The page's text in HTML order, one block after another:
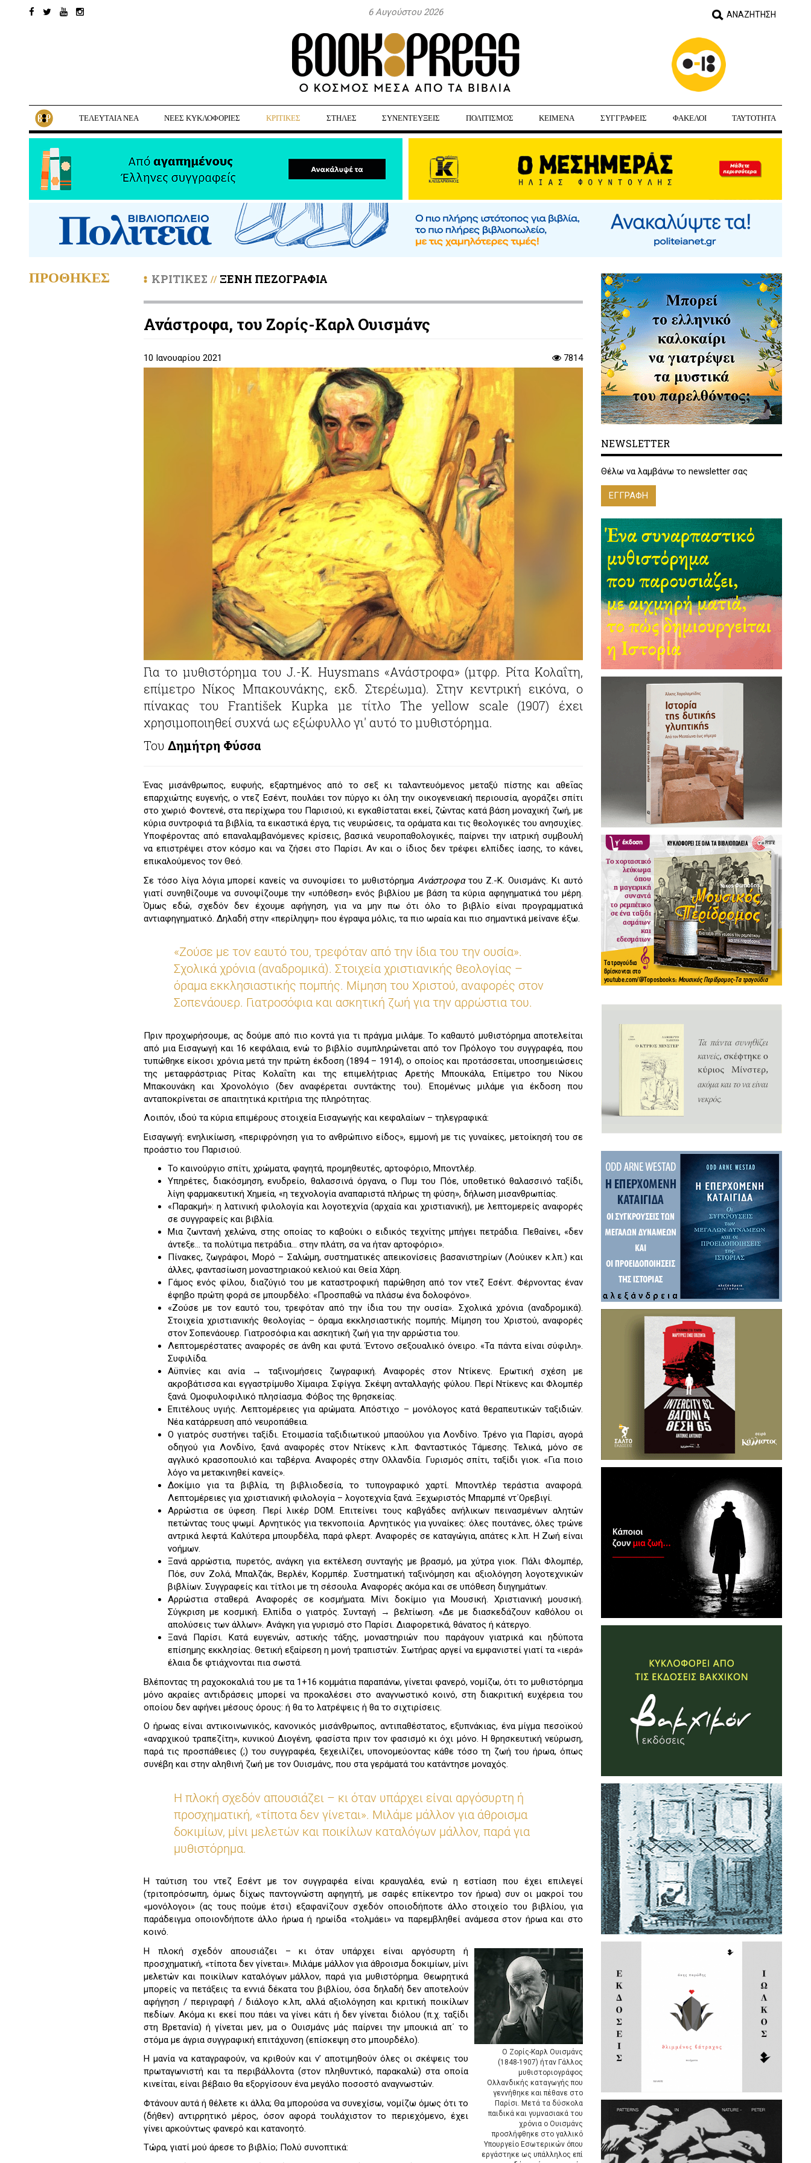
6 Αυγούστου 2026
ΤΕΛΕΥΤΑΙΑ ΝΕΑ ΝΕΕΣ ΚΥΚΛΟΦΟΡΙΕΣ ΚΡΙΤΙΚΕΣ ΣΤΗΛΕΣ ΣΥΝΕΝΤΕΥΞΕΙΣ ΠΟΛΙΤΙΣΜΟΣ ΚΕΙΜΕΝΑ ΣΥΓΓΡΑΦΕΙΣ ΦΑΚΕΛΟΙ ΤΑΥΤΟΤΗΤΑ
ΚΡΙΤΙΚΕΣ // ΞΕΝΗ ΠΕΖΟΓΡΑΦΙΑ
Ανάστροφα, του Ζορίς-Καρλ Ουισμάνς
10 Ιανουαρίου 2021 7814
Για το μυθιστόρημα του J.-K. Huysmans «Ανάστροφα» (μτφρ. Ρίτα Κολαΐτη,
επίμετρο Νίκος Μπακουνάκης, εκδ. Στερέωμα). Στην κεντρική εικόνα, ο
πίνακας του František Kupka με τίτλο The yellow scale (1907) έχει
χρησιμοποιηθεί συχνά ως εξώφυλλο γι' αυτό το μυθιστόρημα.
Του Δημήτρη Φύσσα
Ένας μισάνθρωπος, ευφυής, εξαρτημένος από το σεξ κι ταλαντευόμενος μεταξύ πίστης και αθεΐας
επαρχιώτης ευγενής, ο ντεζ Εσέντ, πουλάει τον πύργο κι όλη την οικογενειακή περιουσία, αγοράζει σπίτι
στο χωριό Φοντενέ, στα περίχωρα του Παρισιού, κι εγκαθίσταται εκεί, ζώντας κατά βάση μοναχική ζωή, με
κύρια συντροφιά τα βιβλία, τα εικαστικά έργα, τις νευρώσεις, τα οράματα και τις θεολογικές του ανησυχίες.
Υποφέροντας από επαναλαμβανόμενες κρίσεις, βασικά νευροπαθολογικές, παίρνει την ιατρική συμβουλή
να επιστρέψει στον κόσμο και να ζήσει στο Παρίσι. Αν και ο ίδιος δεν τρέφει ελπίδες ίασης, το κάνει,
επικαλούμενος τον Θεό.
Σε τόσο λίγα λόγια μπορεί κανείς να συνοψίσει το μυθιστόρημα Ανάστροφατου Ζ.-Κ. Ουισμάνς. Κι αυτό
γιατί συνηθίζουμε να συνοψίζουμε την «υπόθεση» ενός βιβλίου με βάση τα κύρια αφηγηματικά του μέρη.
Όμως εδώ, σχεδόν δεν έχουμε αφήγηση, για να μην πω ότι όλο το βιβλίο είναι προγραμματικά
αντιαφηγηματικό. Δηλαδή στην «περίληψη» που έγραψα μόλις, τα πιο ωραία και πιο σημαντικά μείνανε έξω.
«Ζούσε με τον εαυτό του, τρεφόταν από την ίδια του την ουσία».
Σχολικά χρόνια (αναδρομικά). Στοιχεία χριστιανικής θεολογίας –
όραμα εκκλησιαστικής πομπής. Μίμηση του Χριστού, αναφορές στον
Σοπενάουερ. Γιατροσόφια και ασκητική ζωή για την αρρώστια του.
Πριν προχωρήσουμε, ας δούμε από πιο κοντά για τι πράγμα μιλάμε. Το καθαυτό μυθιστόρημα αποτελείται
από μια Εισαγωγή και 16 κεφάλαια, ενώ το βιβλίο συμπληρώνεται από τον Πρόλογο του συγγραφέα, που
τυπώθηκε είκοσι χρόνια μετά την πρώτη έκδοση (1894 – 1914), ο οποίος και προτάσσεται, υποσημειώσεις
της μεταφράστριας Ρίτας Κολαΐτη και της επιμελήτριας Αρετής Μπουκάλα, Επίμετρο του Νίκου
Μπακουνάκη και Χρονολόγιο (δεν αναφέρεται συντάκτης του). Επομένως μιλάμε για έκδοση που
ανταποκρίνεται σε απαιτητικά κριτήρια της πληρότητας.
Λοιπόν, ιδού τα κύρια επιμέρους στοιχεία Εισαγωγής και κεφαλαίων – τηλεγραφικά:
Εισαγωγή: ενηλικίωση, «περιφρόνηση για το ανθρώπινο είδος», εμμονή με τις γυναίκες, μετοίκησή του σε
προάστιο του Παρισιού.
Το καινούργιο σπίτι, χρώματα, φαγητά, προμηθευτές, αρτοφόριο, Μποντλέρ.
Υπηρέτες, διακόσμηση, ενυδρείο, θαλασσινά όργανα, ο Πυμ του Πόε, υποθετικό θαλασσινό ταξίδι,
λίγη φαρμακευτική Χημεία, «η τεχνολογία αναπαριστά πλήρως τη φύση», δήλωση μισανθρωπίας.
«Παρακμή»: η λατινική φιλολογία και λογοτεχνία (αρχαία και χριστιανική), με λεπτομερείς αναφορές
σε συγγραφείς και βιβλία.
Μια ζωντανή χελώνα, στης οποίας το καβούκι ο ειδικός τεχνίτης μπήγει πετράδια. Πεθαίνει, «δεν
άντεξε… τα πολύτιμα πετράδια… στην πλάτη, σα να ήταν αρτοφόριο».
Πίνακες, ζωγράφοι, Μορό – Σαλώμη, συστηματικές απεικονίσεις βασανιστηρίων (Λούικεν κ.λπ.) και
άλλες, φαντασίωση μοναστηριακού κελιού και Θεία Χάρη.
Γάμος ενός φίλου, διαζύγιό του με καταστροφική παρώθηση από τον ντεζ Εσέντ. Φέρνοντας έναν
έφηβο πρώτη φορά σε μπουρδέλο: «Προσπαθώ να πλάσω ένα δολοφόνο».
«Ζούσε με τον εαυτό του, τρεφόταν από την ίδια του την ουσία». Σχολικά χρόνια (αναδρομικά).
Στοιχεία χριστιανικής θεολογίας – όραμα εκκλησιαστικής πομπής. Μίμηση του Χριστού, αναφορές
στον Σοπενάουερ. Γιατροσόφια και ασκητική ζωή για την αρρώστια του.
Λεπτομερέστατες αναφορές σε άνθη και φυτά. Έντονο σεξουαλικό όνειρο. «Τα πάντα είναι σύφιλη».
Συφιλίδα.
Αϋπνίες και ανία → ταξινομήσεις ζωγραφική. Αναφορές στον Ντίκενς. Ερωτική σχέση με
ακροβάτισσα και εγγαστρίμυθο Χίμαιρα. Σφίγγα. Σκέψη ανταλλαγής φύλου. Περί Ντίκενς και Φλομπέρ
ξανά. Ομοφυλοφιλικό πλησίασμα. Φόβος της θρησκείας.
Επιτέλους υγιής. Λεπτομέρειες για αρώματα. Απόστιχο – μονόλογος κατά θεραπευτικών ταξιδιών.
Νέα κατάρρευση από νευροπάθεια.
Ο γιατρός συστήνει ταξίδι. Ετοιμασία ταξιδιωτικού μπαούλου για Λονδίνο. Τρένο για Παρίσι, αγορά
οδηγού για Λονδίνο, ξανά αναφορές στον Ντίκενς κ.λπ. Φανταστικός Τάμεσης. Τελικά, μόνο σε
αγγλικό κρασοπουλιό και ταβέρνα. Αναφορές στην Ολλανδία. Γυρισμός σπίτι, ταξίδι γιοκ. «Για ποιο
λόγο να μετακινηθεί κανείς».
Δοκίμιο για τα βιβλία, τη βιβλιοδεσία, το τυπογραφικό χαρτί. Μποντλέρ τεράστια αναφορά.
Λεπτομέρειες για χριστιανική φιλολογία – λογοτεχνία ξανά. Ξεχωριστός Μπαρμπέ ντ΄Ορεβιγί.
Αρρώστια σε ύφεση. Περί λικέρ DOM. Επιτείνει τους καβγάδες ανήλικων πεινασμένων αλητών
πετώντας τους ψωμί. Αρνητικός για τεκνοποιία. Αρνητικός για γυναίκες: όλες πουτάνες, όλες τρώνε
αντρικά λεφτά. Καλύτερα μπουρδέλα, παρά φλερτ. Αναφορές σε καταγώγια, απάτες κ.λπ. Η Ζωή είναι
νοήμων.
Ξανά αρρώστια, πυρετός, ανάγκη για εκτέλεση συνταγής με βρασμό, μα χύτρα γιοκ. Πάλι Φλομπέρ,
Πόε, συν Ζολά, Μπαλζάκ, Βερλέν, Κορμπέρ. Συστηματική ταξινόμηση και αξιολόγηση λογοτεχνικών
βιβλίων. Συγγραφείς και τίτλοι με τη σέσουλα. Αναφορές ακόμα και σε υπόθεση διηγημάτων.
Αρρώστια σταθερά. Αναφορές σε κοσμήματα. Μίνι δοκίμιο για Μουσική. Χριστιανική μουσική.
Σύγκριση με κοσμική. Ελπίδα ο γιατρός. Συνταγή → βελτίωση. «Δε με διασκεδάζουν καθόλου οι
απολύσεις των άλλων». Ανάγκη για γυρισμό στο Παρίσι. Διαφορετικά, θάνατος ή κάτεργο.
Ξανά Παρίσι. Κατά ευγενών, αστικής τάξης, μοναστηριών που παράγουν γιατρικά και ηδύποτα
επίσημης εκκλησίας. Θετική εξαίρεση η μονή τραπιστών. Σωτήρας αργεί να εμφανιστεί γιατί τα «ιερά»
έλαια δε φτιάχνονται πια σωστά.
Βλέποντας τη ραχοκοκαλιά του με τα 1+16 κομμάτια παραπάνω, γίνεται φανερό, νομίζω, ότι το μυθιστόρημα
μόνο ακραίες αντιδράσεις μπορεί να προκαλέσει στο αναγνωστικό κοινό, στη διακριτική ευχέρεια του
οποίου δεν αφήνει μέσους όρους: ή θα το λατρέψεις ή θα το σιχτιρίσεις.
Ο ήρωας είναι αντικοινωνικός, κανονικός μισάνθρωπος, αντιπαθέστατος, εξυπνάκιας, ένα μίγμα πεσοϊκού
«αναρχικού τραπεζίτη», κυνικού Διογένη, φασίστα πριν τον φασισμό κι όχι μόνο. Η θρησκευτική νεύρωση,
παρά τις προσπάθειες (;) του συγγραφέα, ξεχειλίζει, υπονομεύοντας κάθε τόσο τη ζωή του ήρωα, όπως
συνέβη και στην αληθινή ζωή με τον Ουισμάνς, που στα γεράματά του κατάντησε μοναχός.
Η πλοκή σχεδόν απουσιάζει – κι όταν υπάρχει είναι αργόσυρτη ή
προσχηματική, «τίποτα δεν γίνεται». Μιλάμε μάλλον για άθροισμα
δοκιμίων, μίνι μελετών και ποικίλων καταλόγων μάλλον, παρά για
μυθιστόρημα.
Η ταύτιση του ντεζ Εσέντ με τον συγγραφέα είναι κραυγαλέα, ενώ η εστίαση που έχει επιλεγεί
(τριτοπρόσωπη, όμως δίχως παντογνώστη αφηγητή, με σαφές επίκεντρο τον ήρωα) συν οι μακροί του
«μονόλογοι» (ας τους πούμε έτσι) εξαφανίζουν σχεδόν οποιοδήποτε άλλο στοιχείο του βιβλίου, για
παράδειγμα οποιονδήποτε άλλο ήρωα ή ηρωίδα «τολμάει» να παρεμβληθεί ανάμεσα στον ήρωα και στο
κοινό.
Ο Ζορίς-Καρλ Ουισμάνς
(1848-1907) ήταν Γάλλος
μυθιστοριογράφος
Ολλανδικής καταγωγής που
γεννήθηκε και πέθανε στο
Παρίσι. Μετά τα δύσκολα
παιδικά και γυμνασιακά του
χρόνια ο Ουισμάνς
προσλήφθηκε στο γαλλικό
Υπουργείο Εσωτερικών όπου
εργάστηκε ως υπάλληλος επί
Η πλοκή σχεδόν απουσιάζει – κι όταν υπάρχει είναι αργόσυρτη ή
προσχηματική, «τίποτα δεν γίνεται». Μιλάμε μάλλον για άθροισμα δοκιμίων, μίνι
μελετών και ποικίλων καταλόγων μάλλον, παρά για μυθιστόρημα. Θεωρητικά
μπορείς να πετάξεις τα εννιά δέκατα του βιβλίου, όσα δηλαδή δεν αποτελούν
αφήγηση / περιγραφή / διάλογο κ.λπ, αλλά αξιολόγηση και κριτική ποικίλων
πεδίων. Ακόμα κι εκεί που πάει να γίνει κάτι ή δεν γίνεται διόλου (π.χ. ταξίδι
στη Βρετανία) ή γίνεται μεν, μα ο Ουισμάνς μάς παίρνει την μπουκιά απ΄ το
στόμα με άγρια συγγραφική επιτάχυνση (επίσκεψη στο μπουρδέλο).
Η μανία να καταγραφούν, να κριθούν και ν’ αποτιμηθούν όλες οι σκέψεις του
πρωταγωνιστή και τα περιβάλλοντα (στον πληθυντικό, παρακαλώ) στα οποία
κινείται, είναι βέβαιο θα εξοργίσουν ένα μεγάλο ποσοστό αναγνωστών.
Φτάνουν αυτά ή θέλετε κι άλλα; Θα μπορούσα να συνεχίσω, νομίζω όμως ότι το
(δήθεν) αντιρρητικό μέρος, όσον αφορά τουλάχιστον το περιεχόμενο, έχει
γίνει αρκούντως φανερό και κατανοητό.
Τώρα, γιατί μού άρεσε το βιβλίο; Πολύ συνοπτικά:
ΠΡΟΘΗΚΕΣ
NEWSLETTER
Θέλω να λαμβάνω το newsletter σας
ΕΓΓΡΑΦΗ